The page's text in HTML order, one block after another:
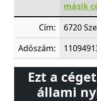
másik
Cím:
6720
Adószám:
Ezt a
állami